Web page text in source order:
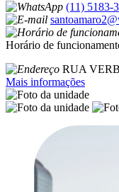
(11) 5183-
Horário de
RUA
Mais informações